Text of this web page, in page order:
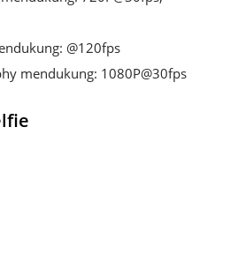
@120fps
mendukung: 1080P@30fps